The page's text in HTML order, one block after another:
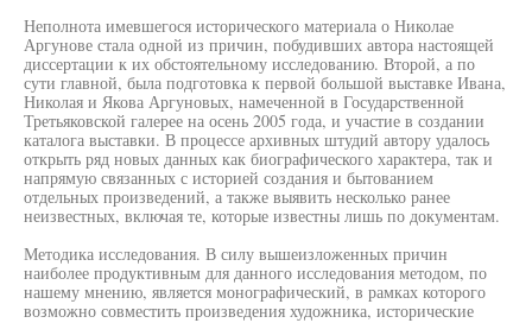
Неполнота имевшегося исторического материала о Николае
Аргунове стала одной из причин, побудивших автора настоящей
диссертации к их обстоятельному исследованию. Второй, а по
сути главной, была подготовка к первой большой выставке Ивана,
Николая и Якова Аргуновых, намеченной в Государственной
Третьяковской галерее на осень 2005 года, и участие в создании
каталога выставки. В процессе архивных штудий автору удалось
открыть ряд новых данных как биографического характера, так и
напрямую связанных с историей создания и бытованием
отдельных произведений, а также выявить несколько ранее
неизвестных, включая те, которые известны лишь по документам.
Методика исследования. В силу вышеизложенных причин
наиболее продуктивным для данного исследования методом, по
нашему мнению, является монографический, в рамках которого
возможно совместить произведения художника, исторические